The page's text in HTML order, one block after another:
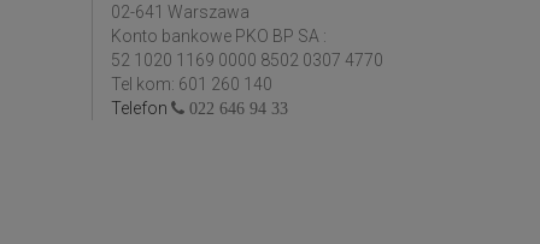
02-641 Warszawa
Konto bankowe PKO BP SA :
52 1020 1169 0000 8502 0307 4770
Tel kom: 601 260 140
Telefon
022 646 94 33